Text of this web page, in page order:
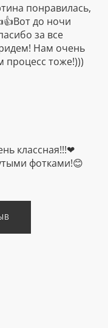
понравилась,
до ночи
за все
Нам очень
процесс тоже!)))
классная!!!❤
фотками!😊